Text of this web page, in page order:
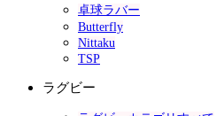
卓球ラバー
Butterfly
Nittaku
TSP
ラグビー